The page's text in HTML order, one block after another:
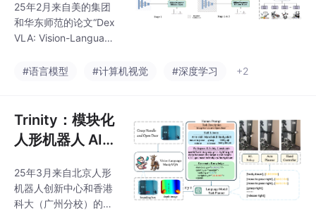
了优异的性能，但其优
势并未成比例地扩展到
分布外场景。这是由于
在结构性不匹配，二者
家的视觉语言模
型
25年2月来自美的集团
和华东师范的论文“Dex
VLA: Vision-Language
fusion Expert for Gene
境中执行不同的任务是
机器人学习的核心挑
战。虽然视觉-语言-动
可泛化机器人技能的前
景，但要充分发挥其潜
力，需要解决动作表示
#语言模型 #计算机视觉 #深度学习 +2
Trinity：模块化
人形机器人 AI
25年3月来自北京人形
机器人创新中心和香港
科大（广州分校）的论